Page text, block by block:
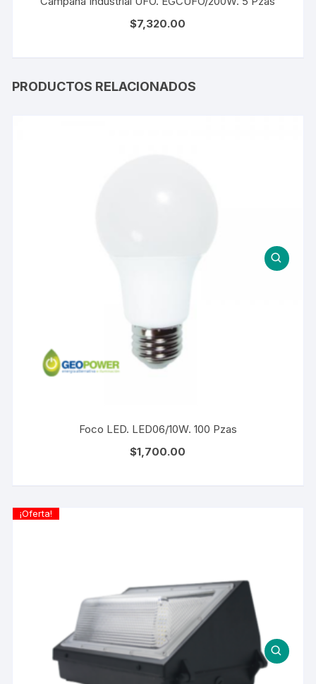
$7,320.00
PRODUCTOS RELACIONADOS
Foco LED. LED06/10W. 100 Pzas
$1,700.00
¡Oferta!